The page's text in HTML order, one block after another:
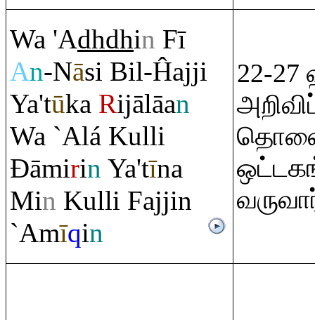
Wa 'Adhdhin Fī
An-Nāsi Bil-Ĥajji
Ya'tūka Rijālāan
Wa `Alá Kulli
Đāmirin Ya'tīna
Min Kulli Fajjin
`Amīqin
22-